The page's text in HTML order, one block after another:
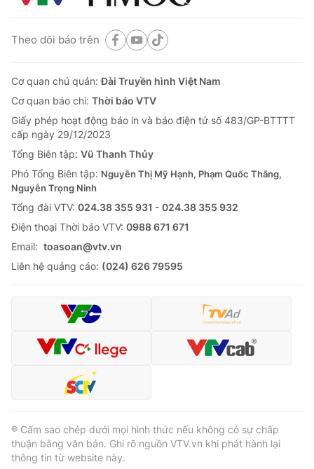
Theo dõi báo trên
Cơ quan chủ quản:Đài Truyền hình Việt Nam
Cơ quan báo chí: Thời báo VTV
Giấy phép hoạt động báo in và báo điện tử số 483/GP-BTTTT
cấp ngày 29/12/2023
Tổng Biên tập: Vũ Thanh Thủy
Phó Tổng Biên tập: Nguyễn Thị Mỹ Hạnh, Phạm Quốc Thắng,
Nguyễn Trọng Ninh
Tổng đài VTV: 024.38 355 931 - 024.38 355 932
Ðiện thoại Thời báo VTV: 0988 671 671
Email: toasoan@vtv.vn
Liên hệ quảng cáo: (024) 626 79595
® Cấm sao chép dưới mọi hình thức nếu không có sự chấp
thuận bằng văn bản. Ghi rõ nguồn VTV.vn khi phát hành lại
thông tin từ website này.